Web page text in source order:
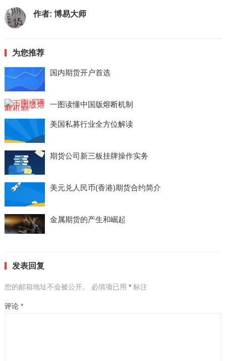
作者: 博易大师
为您推荐
国内期货开户首选
一图读懂中国版熔断机制
美国私募行业全方位解读
期货公司新三板挂牌操作实务
美元兑人民币(香港)期货合约简介
金属期货的产生和崛起
发表回复
您的邮箱地址不会被公开。 必填项已用 *标注
评论 *